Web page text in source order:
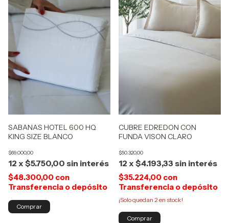
SABANAS HOTEL 600 HQ
KING SIZE BLANCO
$69.000,00
12 x $5.750,00 sin interés
$48.300,00 con
Transferencia o depósito
CUBRE EDREDON CON
FUNDA VISON CLARO
$50.320,00
12 x $4.193,33 sin interés
$35.224,00 con
Transferencia o depósito
¡Solo quedan 2en stock!
Comprar